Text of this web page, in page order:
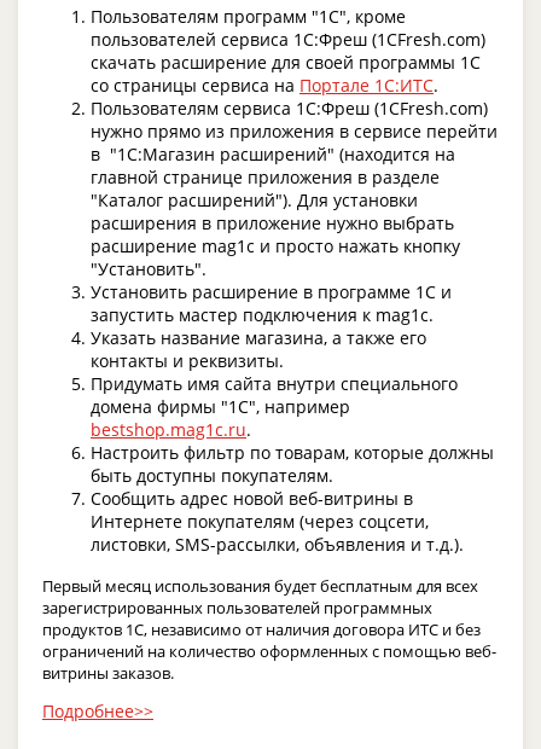
Пользователям программ "1С", кроме
пользователей сервиса 1С:Фреш (1CFresh.com)
скачать расширение для своей программы 1С
со страницы сервиса на Портале 1С:ИТС.
Пользователям сервиса 1С:Фреш (1CFresh.com)
нужно прямо из приложения в сервисе перейти
в "1С:Магазин расширений" (находится на
главной странице приложения в разделе
"Каталог расширений"). Для установки
расширения в приложение нужно выбрать
расширение mag1c и просто нажать кнопку
"Установить".
Установить расширение в программе 1С и
запустить мастер подключения к mag1c.
Указать название магазина, а также его
контакты и реквизиты.
Придумать имя сайта внутри специального
домена фирмы "1С", например
bestshop.mag1c.ru.
Настроить фильтр по товарам, которые должны
быть доступны покупателям.
Сообщить адрес новой веб-витрины в
Интернете покупателям (через соцсети,
листовки, SMS-рассылки, объявления и т.д.).
Первый месяц использования будет бесплатным для всех
зарегистрированных пользователей программных
продуктов 1С, независимо от наличия договора ИТС и без
ограничений на количество оформленных с помощью веб-
витрины заказов.
Подробнее>>